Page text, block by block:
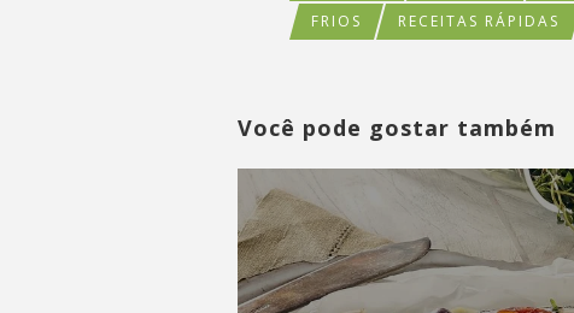
FRIOS
RECEITAS RÁPIDAS
Você pode gostar também